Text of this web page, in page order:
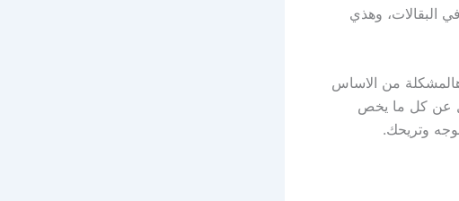
البقالات، وهذي
هالمشكلة من الاساس
عن كل ما يخص
وتريحك.